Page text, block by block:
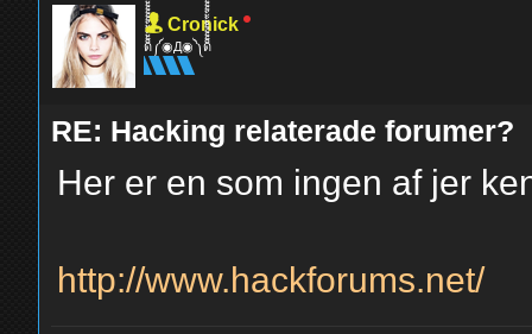
Cronick
ด็็้้้้้็็็็็้้้้้็็็็็้้้้้༼◉Д◉༽ด็็็็็้้้้้็็็็้้้้้็็็็็้้
RE: Hacking relaterade forumer?
Her er en som ingen af jer
http://www.hackforums.net/